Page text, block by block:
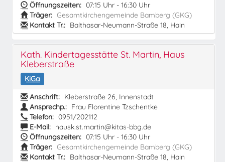
Öffnungszeiten: 07:15 Uhr - 16:30 Uhr
Träger: Gesamtkirchengemeinde Bamberg (GKG)
Kontakt Tr.: Balthasar-Neumann-Straße 18, Hain
Kath. Kindertagesstätte St. Martin, Haus
Kleberstraße
KiGa
Anschrift: Kleberstraße 26, Innenstadt
Ansprechp.: Frau Florentine Tzschentke
Telefon: 0951/202112
E-Mail: hausk.st.martin@kitas-bbg.de
Öffnungszeiten: 07:15 Uhr - 16:30 Uhr
Träger: Gesamtkirchengemeinde Bamberg (GKG)
Kontakt Tr.: Balthasar-Neumann-Straße 18, Hain